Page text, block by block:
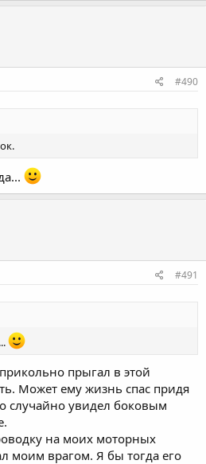
#490
#491
прыгал в этой
Может ему жизнь спас придя
случайно увидел боковым
на моих моторных
моим врагом. Я бы тогда его